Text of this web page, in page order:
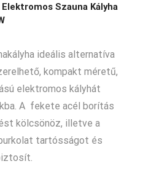
Szauna Kályha
ideális alternatíva
kompakt méretű,
elektromos kályhát
A fekete acél borítás
kölcsönöz, illetve a
tartósságot és